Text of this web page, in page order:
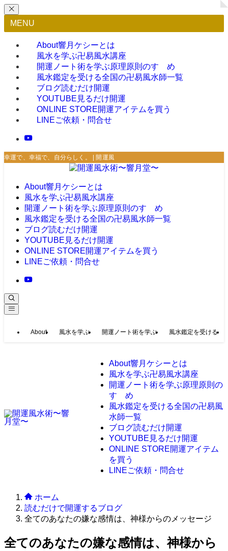
MENU
About響月ケシーとは
風水を学ぶ卍易風水講座
開運ノート術を学ぶ原理原則のすゝめ
風水鑑定を受ける全国の卍易風水師一覧
ブログ読むだけ開運
YOUTUBE 見るだけ開運
ONLINE STORE開運アイテムを買う
LINEご依頼・問合せ
幸運で、幸福で、自分らしく。 | 開運風水術〜響月堂〜
About響月ケシーとは
風水を学ぶ卍易風水講座
開運ノート術を学ぶ原理原則のすゝめ
風水鑑定を受ける全国の卍易風水師一覧
ブログ読むだけ開運
YOUTUBE 見るだけ開運
ONLINE STORE開運アイテムを買う
LINEご依頼・問合せ
About 風水を学ぶ 開運ノート術を学ぶ 風水鑑定を受ける
About響月ケシーとは
風水を学ぶ卍易風水講座
開運ノート術を学ぶ原理原則の
すゝめ
風水鑑定を受ける全国の卍易風
水師一覧
ブログ読むだけ開運
YOUTUBE 見るだけ開運
ONLINE STORE開運アイテム
を買う
LINEご依頼・問合せ
ホーム
読むだけで開運するブログ
全てのあなたの嫌な感情は、神様からのメッセージ
全てのあなたの嫌な感情は、神様から